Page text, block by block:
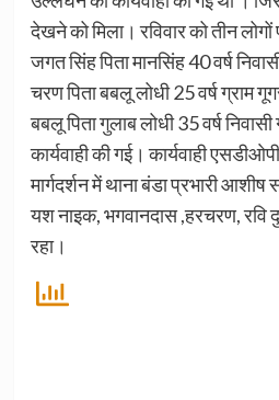
देखने को मिला। रविवार को तीन लोगों
जगत सिंह पिता मानसिंह 40 वर्ष
चरण पिता बबलू लोधी 25 वर्ष ग्राम
बबलू पिता गुलाब लोधी 35 वर्ष
कार्यवाही की गई। कार्यवाही
मार्गदर्शन में थाना बंडा प्रभारी
यश नाइक, भगवानदास ,हरचरण, रवि
रहा।